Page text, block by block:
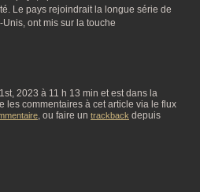
Le pays rejoindrait la longue série de
ont mis sur la touche
2023 à 11 h 13 min et est dans la
les commentaires à cet article via le flux
, ou faire un trackback depuis